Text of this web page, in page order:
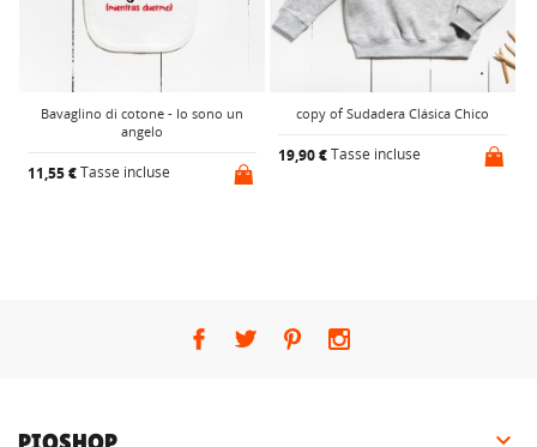
Bavaglino di cotone - Io sono un
angelo
11,55 €Tasse incluse
copy of Sudadera Clásica Chico
19,90 €Tasse incluse
